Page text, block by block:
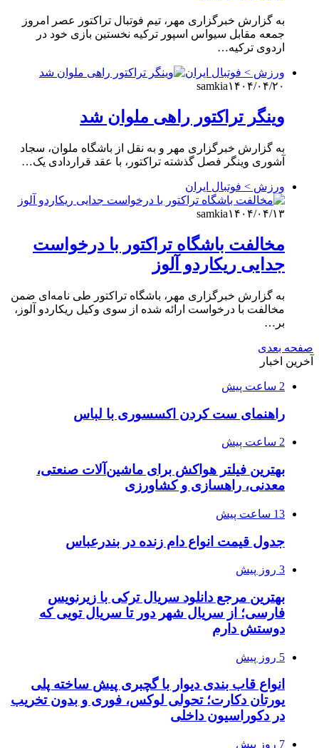
به گزارش خبرگزاری مهر، تیم فوتبال تراکتور عصر امروز
جمعه مقابل سیواس اسپور ترکیه نخستین بازی خود در
اردوی ترکیه…
ورزش > فوتبال ایران
samkia۱۴۰۴/۰۴/۲۰
وینگر تراکتور راهی ملوان شد
به گزارش خبرگزاری مهر و به نقل از باشگاه ملوان، سجاد
آشوری وینگر فصل گذشته تراکتور، با عقد قراردادی یک…
ورزش > فوتبال ایران
samkia۱۴۰۴/۰۴/۱۳
مخالفت باشگاه تراکتور با درخواست
جدایی ریکاردو آلوز
به گزارش خبرگزاری مهر، باشگاه تراکتور طی نامه‌ای ضمن
مخالفت با درخواست ارائه شده از سوی وکیل ریکاردو آلوز،
بر…
صفحه بعدی
آخرین اخبار
2 ساعت پیش
راهنمای ست کردن اکسسوری با لباس
2 ساعت پیش
بهترین فیلتر هواکش برای ماشین‌آلات صنعتی،
معدنی، راهسازی و کشاورزی
13 ساعت پیش
جدول قیمت انواع دام زنده در بندرعباس
3 روز پیش
بهترین مرجع دانلود سریال ترکی با زیرنویس
فارسی؛ از سریال شهر دور تا سریال تویی که
دوستش دارم
5 روز پیش
انواع قاب بندی دیوار با گچبری پیش ساخته پلی
یورتان دکارت؛ تحولی لوکس، فوری و بدون تخریب
در دکوراسیون داخلی
7 روز پیش